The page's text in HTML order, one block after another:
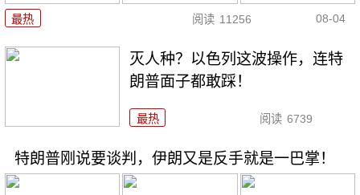
最热 阅读 11256 08-04
灭人种？以色列这波操作，连特
朗普面子都敢踩！
最热 阅读 6739
特朗普刚说要谈判，伊朗又是反手就是一巴掌！